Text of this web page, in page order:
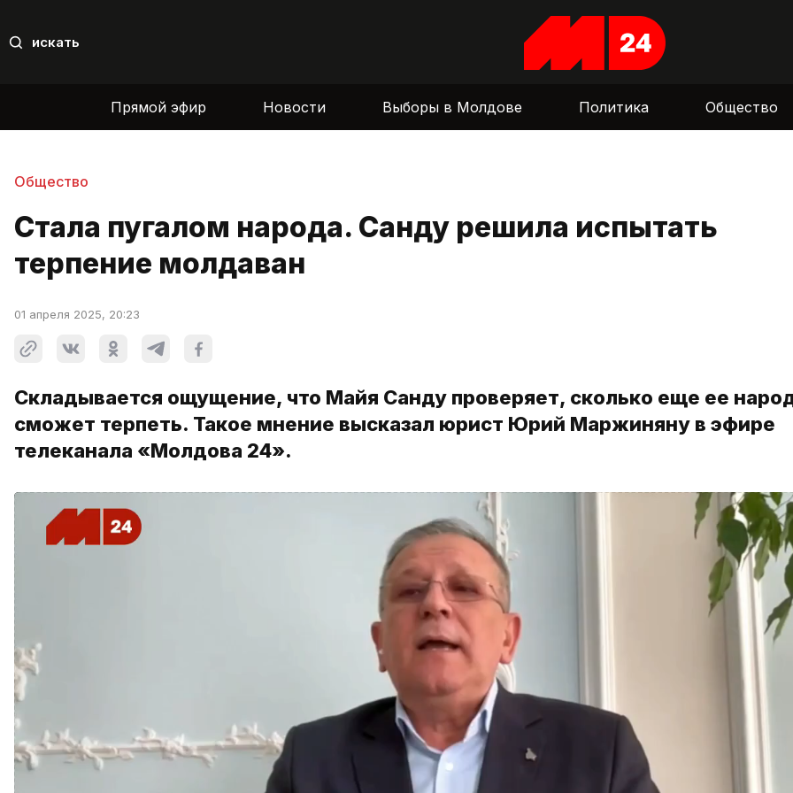
искать
Прямой эфир Новости Выборы в Молдове Политика Общество
Общество
Стала пугалом народа. Санду решила испытать
терпение молдаван
01 апреля 2025, 20:23
Складывается ощущение, что Майя Санду проверяет, сколько еще ее
сможет терпеть. Такое мнение высказал юрист Юрий Маржиняну в эфире
телеканала «Молдова 24».